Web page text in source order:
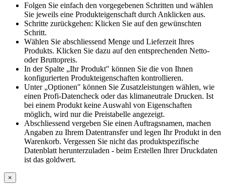
Folgen Sie einfach den vorgegebenen Schritten und wählen
Sie jeweils eine Produkteigenschaft durch Anklicken aus.
Schritte zurückgehen: Klicken Sie auf den gewünschten
Schritt.
Wählen Sie abschliessend Menge und Lieferzeit Ihres
Produkts. Klicken Sie dazu auf den entsprechenden Netto-
oder Bruttopreis.
In der Spalte „Ihr Produkt" können Sie die von Ihnen
konfigurierten Produkteigenschaften kontrollieren.
Unter „Optionen" können Sie Zusatzleistungen wählen, wie
einen Profi-Datencheck oder das klimaneutrale Drucken. Ist
bei einem Produkt keine Auswahl von Eigenschaften
möglich, wird nur die Preistabelle angezeigt.
Abschliessend vergeben Sie einen Auftragsnamen, machen
Angaben zu Ihrem Datentransfer und legen Ihr Produkt in den
Warenkorb. Vergessen Sie nicht das produktspezifische
Datenblatt herunterzuladen - beim Erstellen Ihrer Druckdaten
ist das goldwert.
×